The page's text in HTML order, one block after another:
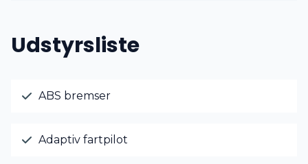
Udstyrsliste
ABS bremser
Adaptiv fartpilot